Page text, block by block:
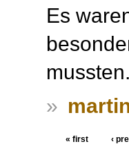
Es
»
« first ‹